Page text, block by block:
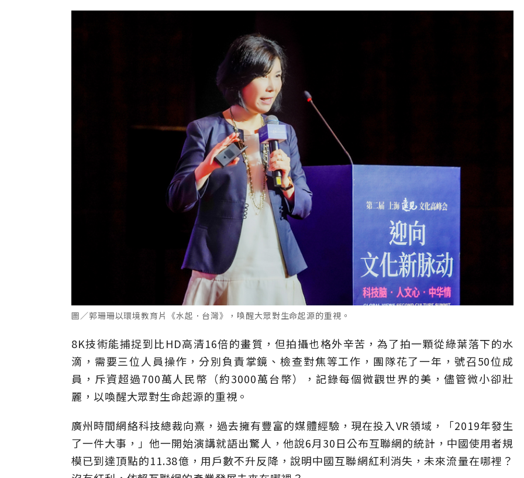
圖／郭珊珊以環境教育片《水起．台灣》，喚醒大眾對生命起源的重視。
8K技術能捕捉到比HD高清16倍的畫質，但拍攝也格外辛苦，為了拍一顆從綠葉落下的水
滴，需要三位人員操作，分別負責掌鏡、檢查對焦等工作，團隊花了一年，號召50位成
員，斥資超過700萬人民幣（約3000萬台幣），記錄每個微觀世界的美，儘管微小卻壯
麗，以喚醒大眾對生命起源的重視。
廣州時間網絡科技總裁向熹，過去擁有豐富的媒體經驗，現在投入VR領域，「2019年發生
了一件大事，」他一開始演講就語出驚人，他說6月30日公布互聯網的統計，中國使用者規
模已到達頂點的11.38億，用戶數不升反降，說明中國互聯網紅利消失，未來流量在哪裡？